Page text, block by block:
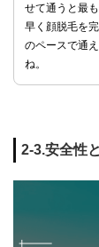
せて通うと最も
早く顔脱毛を
のペースで通
ね。
2-3.安全性